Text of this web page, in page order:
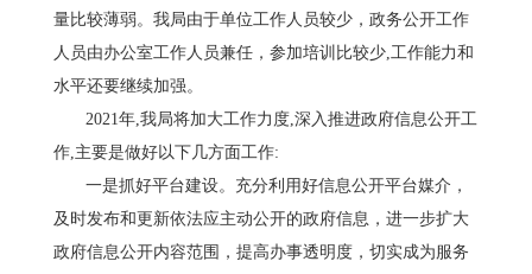
量比较薄弱。我局由于单位工作人员较少，政务公开工作
人员由办公室工作人员兼任， 参加培训比较少,工作能力和
水平还要继续加强。
2021年,我局将加大工作力度,深入推进政府信息公开工
作,主要是做好以下几方面工作:
一是抓好平台建设。 充分利用好信息公开平台媒介，
及时发布和更新依法应主动公开的政府信息，进一步扩大
政府信息公开内容范围，提高办事透明度，切实成为服务